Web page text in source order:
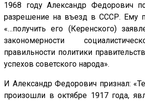
1968 году Александр Федорович
разрешение на въезд в СССР. Ему
«…получить его (Керенского)
закономерности
правильности политики
успехов советского народа».
И Александр Федорович признал:
произошли в октябре 1917 года,